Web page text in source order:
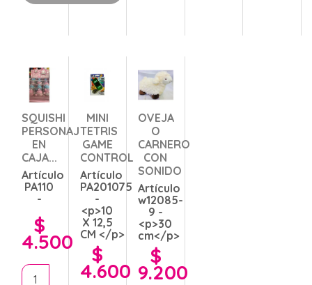
SQUISHI
PERSONAJES
EN
CAJA...
Artículo
PA110
-
Precio
$
4.500
MINI
TETRIS
GAME
CONTROL
Artículo
PA201075
-
<p>10
X 12,5
CM </p>
Precio
$
4.600
OVEJA
O
CARNERO
CON
SONIDO
Artículo
w12085-
9 -
<p>30
cm</p>
Precio
$
9.200